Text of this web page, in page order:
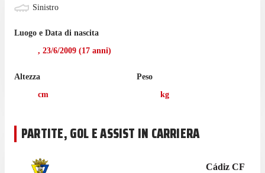
Sinistro
Luogo e Data di nascita
, 23/6/2009 (17 anni)
Altezza
cm
Peso
kg
PARTITE, GOL E ASSIST IN CARRIERA
Cádiz CF